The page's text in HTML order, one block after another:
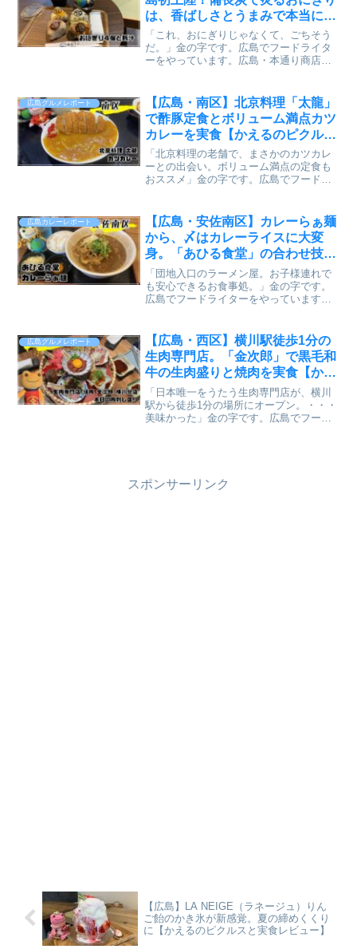
は、香ばしさとうまみで本当にご
ちそうだった【かえるのピクルス
と実食レビュー】
「これ、おにぎりじゃなくて、ごちそう
だ。」金の字です。広島でフードライタ
ーをやっています。広島・本通り商店街
ていて、ようやく行けました🐸✨行列の
できるおにぎり屋さんとい...
広島グルメレポート
【広島・南区】北京料理「太龍」
で酢豚定食とボリューム満点カツ
カレーを実食【かえるのピクルス
と実食レビュー】
「北京料理の老舗で、まさかのカツカレ
ーとの出会い。ボリューム満点の定食も
おススメ」金の字です。広島でフードラ
ず本格中華やボリューム満点の定食が楽
しめるお店。金の字も何年...
広島カレーレポート
【広島・安佐南区】カレーらぁ麺
から、〆はカレーライスに大変
身。「あひる食堂」の合わせ技は
二度美味しかった【かえるのピク
ルスと実食レビュー】
「団地入口のラーメン屋。お子様連れで
も安心できるお食事処。」金の字です。
広島でフードライターをやっています。
す。店名は「麺彩kitchen あひる食堂」。
マンションの1階...
広島グルメレポート
【広島・西区】横川駅徒歩1分の
生肉専門店。「金次郎」で黒毛和
牛の生肉盛りと焼肉を実食【かえ
るのピクルスと実食レビュー】
「日本唯一をうたう生肉専門店が、横川
駅から徒歩1分の場所にオープン。・・・
美味かった」金の字です。広島でフード
スポンサーリンク
【広島】LA NEIGE（ラネージュ）りん
ご飴のかき氷が新感覚。夏の締めくくり
に【かえるのピクルスと実食レビュー】